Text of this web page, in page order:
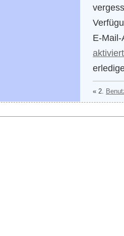
E-
aktiviert
« 2.